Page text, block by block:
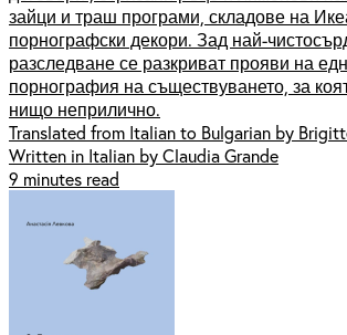
зайци и траш програми, складове на
порнографски декори. Зад най-
разследване се разкриват прояви на
порнография на съществуването, за
нищо неприлично.
Translated from Italian to Bulgarian by
Written in Italian by Claudia Grande
9 minutes read